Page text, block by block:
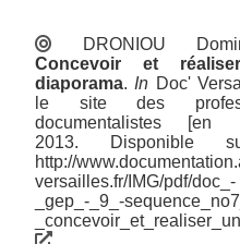
DRONIOU
Concevoir et
diaporama. In Doc'
le site des
documentalistes [en
2013. Disponible
http://
versailles.fr/IMG/pdf/doc_-
_gep_-_9_-